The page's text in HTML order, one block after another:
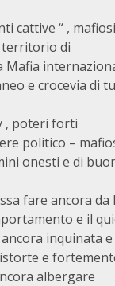
cattive “ , mafiosi
territorio di
Mafia
e crocevia di
, poteri forti
politico –
onesti e di
fare ancora da
e il
inquinata e
e
albergare